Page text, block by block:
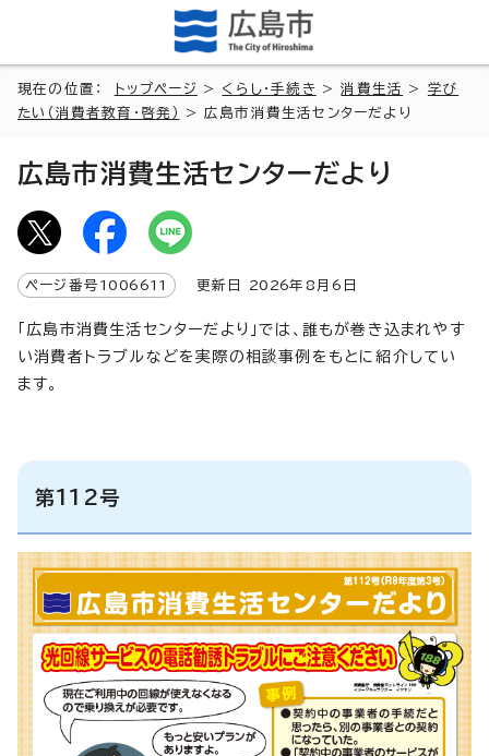
現在の位置： トップページ > くらし・手続き >消費生活 > 学び
たい（消費者教育・啓発）
> 広島市消費生活センターだより
広島市消費生活センターだより
ページ番号 1006611 更新日 2026年8月6日
「広島市消費生活センターだより」では、誰もが巻き込まれやす
い消費者トラブルなどを実際の相談事例をもとに紹介してい
ます。
第112号